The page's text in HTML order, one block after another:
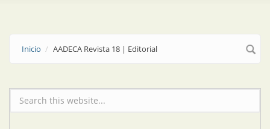
Inicio AADECA Revista 18 | Editorial
Formulario de búsqueda